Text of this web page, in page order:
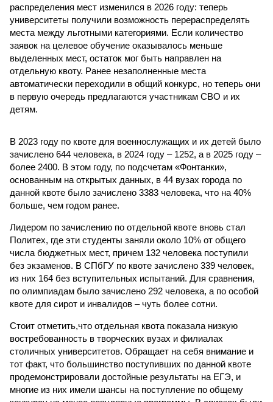
распределения мест изменился в 2026 году: теперь
университеты получили возможность перераспределять
места между льготными категориями. Если количество
заявок на целевое обучение оказывалось меньше
выделенных мест, остаток мог быть направлен на
отдельную квоту. Ранее незаполненные места
автоматически переходили в общий конкурс, но теперь они
в первую очередь предлагаются участникам СВО и их
детям.
В 2023 году по квоте для военнослужащих и их детей было
зачислено 644 человека, в 2024 году – 1252, а в 2025 году –
более 2400. В этом году, по подсчетам «Фонтанки»,
основанным на открытых данных, в 44 вузах города по
данной квоте было зачислено 3383 человека, что на 40%
больше, чем годом ранее.
Лидером по зачислению по отдельной квоте вновь стал
Политех, где эти студенты заняли около 10% от общего
числа бюджетных мест, причем 132 человека поступили
без экзаменов. В СПбГУ по квоте зачислено 339 человек,
из них 164 без вступительных испытаний. Для сравнения,
по олимпиадам было зачислено 292 человека, а по особой
квоте для сирот и инвалидов – чуть более сотни.
Стоит отметить,что отдельная квота показала низкую
востребованность в творческих вузах и филиалах
столичных университетов. Обращает на себя внимание и
тот факт, что большинство поступивших по данной квоте
продемонстрировали достойные результаты на ЕГЭ, и
многие из них имели шансы на поступление по общему